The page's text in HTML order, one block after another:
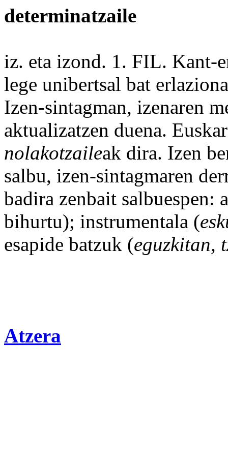
determinatzaile
iz. eta izond. 1. FIL. Kant-
lege unibertsal bat
Izen-sintagman, izenaren
aktualizatzen duena.
nolakotzaileak dira. Izen
salbu, izen-sintagmaren
badira zenbait salbuespen:
bihurtu); instrumentala (
esapide batzuk (eguzkitan,
Atzera